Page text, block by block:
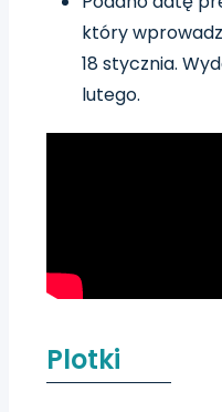
który
18 stycznia.
lutego.
Plotki